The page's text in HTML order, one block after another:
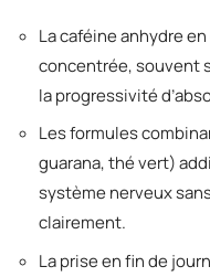
La caféine anhydre
concentrée, souvent
la progressivité
Les formules
guarana, thé vert)
système nerveux
clairement.
La prise en fin de